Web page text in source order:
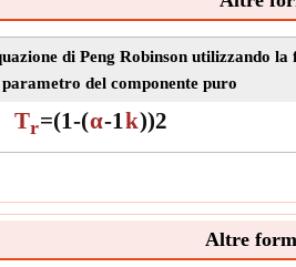
di Peng Robinson utilizzando la
del componente puro
Tr=(1-(α-1k))2
Altre